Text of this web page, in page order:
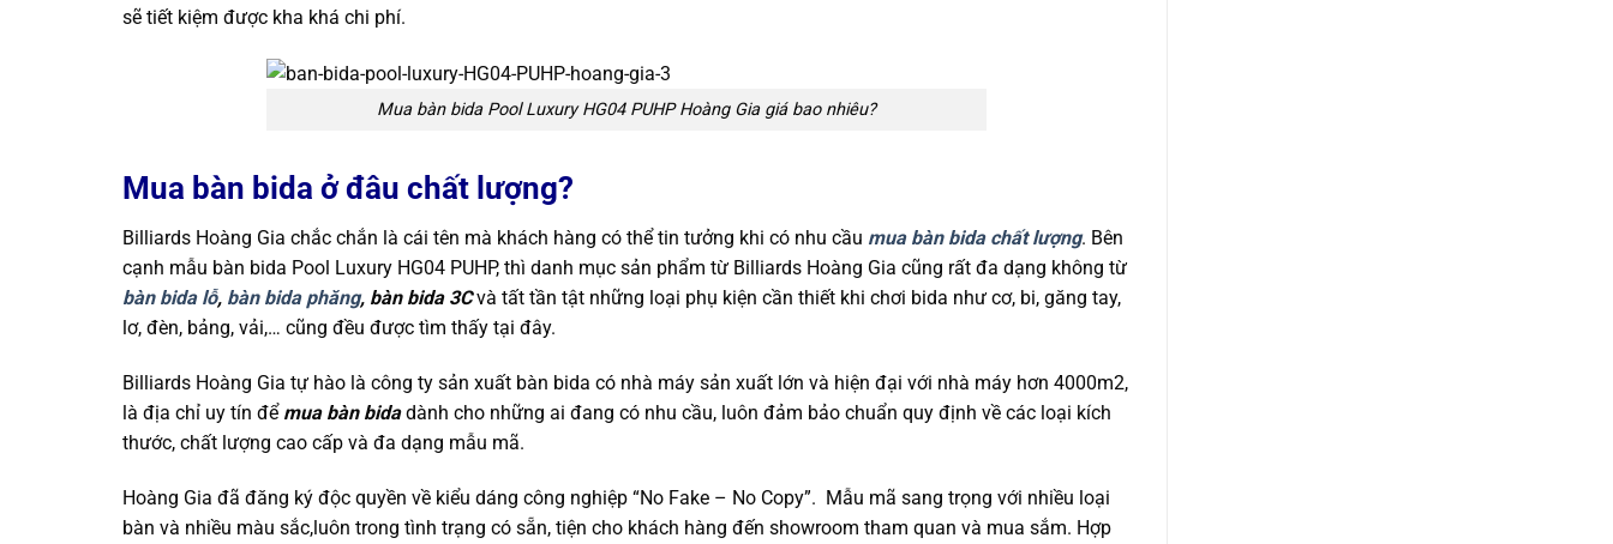
sẽ tiết kiệm được kha khá chi phí.
Mua bàn bida Pool Luxury HG04 PUHP Hoàng Gia giá bao nhiêu?
Mua bàn bida ở đâu chất lượng?
Billiards Hoàng Gia chắc chắn là cái tên mà khách hàng có thể tin tưởng khi có nhu cầu mua bàn bida chất lượng. Bên
cạnh mẫu bàn bida Pool Luxury HG04 PUHP, thì danh mục sản phẩm từ Billiards Hoàng Gia cũng rất đa dạng không từ
bàn bida lỗ, bàn bida phăng, bàn bida 3Cvà tất tần tật những loại phụ kiện cần thiết khi chơi bida như cơ, bi, găng tay,
lơ, đèn, bảng, vải,… cũng đều được tìm thấy tại đây.
Billiards Hoàng Gia tự hào là công ty sản xuất bàn bida có nhà máy sản xuất lớn và hiện đại với nhà máy hơn 4000m2,
là địa chỉ uy tín để mua bàn bida dành cho những ai đang có nhu cầu, luôn đảm bảo chuẩn quy định về các loại kích
thước, chất lượng cao cấp và đa dạng mẫu mã.
Hoàng Gia đã đăng ký độc quyền về kiểu dáng công nghiệp “No Fake – No Copy”. Mẫu mã sang trọng với nhiều loại
bàn và nhiều màu sắc,luôn trong tình trạng có sẵn, tiện cho khách hàng đến showroom tham quan và mua sắm. Hợp